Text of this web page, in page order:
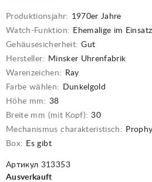
Produktionsjahr: 1970er Jahre
Watch-Funktion: Ehemalige im Einsatz
Gehäusesicherheit: Gut
Hersteller:
Minsker Uhrenfabrik
Warenzeichen:
Ray
Farbe wählen:
Dunkelgold
Höhe mm: 38
Breite mm (mit Kopf): 30
Mechanismus charakteristisch:
Box: Es gibt
Артикул 313353
Ausverkauft